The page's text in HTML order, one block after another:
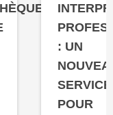
: UN
SERVICE
POUR